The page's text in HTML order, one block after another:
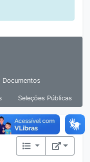
Documentos
Seleções Públicas